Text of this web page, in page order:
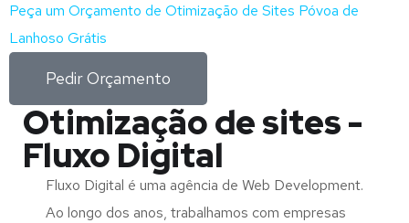
Peça um Orçamento de Otimização de Sites Póvoa de
Lanhoso Grátis
Pedir Orçamento
Otimização de sites -
Fluxo Digital
Fluxo Digital é uma agência de Web Development.
Ao longo dos anos, trabalhamos com empresas